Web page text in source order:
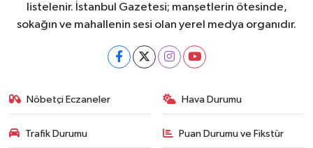
listelenir. İstanbul Gazetesi; manşetlerin ötesinde,
sokağın ve mahallenin sesi olan yerel medya organıdır.
Nöbetçi Eczaneler Hava Durumu
Trafik Durumu Puan Durumu ve Fikstür